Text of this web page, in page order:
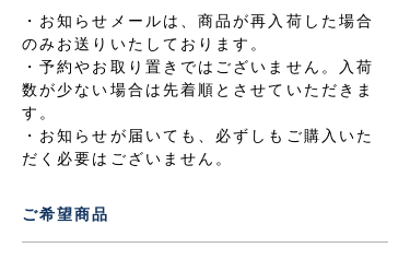
お知らせメールは、商品が再入荷した場合
のみお送りいたしております。
予約やお取り置きではございません。入荷
数が少ない場合は先着順とさせていただきま
す。
お知らせが届いても、必ずしもご購入いた
だく必要はございません。
ご希望商品